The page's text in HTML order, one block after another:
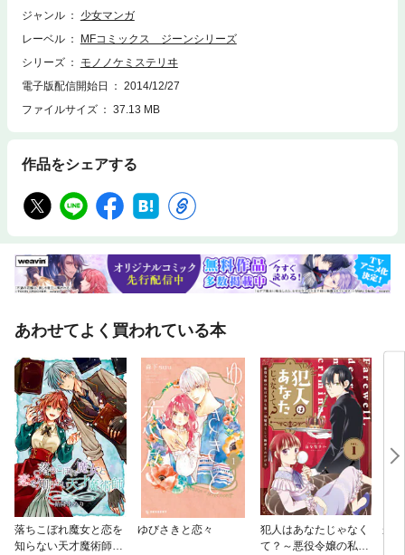
ジャンル
少女マンガ
レーベル
MFコミックス ジーンシリーズ
シリーズ
モノノケミステリヰ
電子版配信開始日
2014/12/27
ファイルサイズ
37.13 MB
作品をシェアする
あわせてよく買われている本
落ちこぼれ魔女と恋を
知らない天才魔術師
ゆびさきと恋々
犯人はあなたじゃなく
て？～悪役令嬢の私は
か